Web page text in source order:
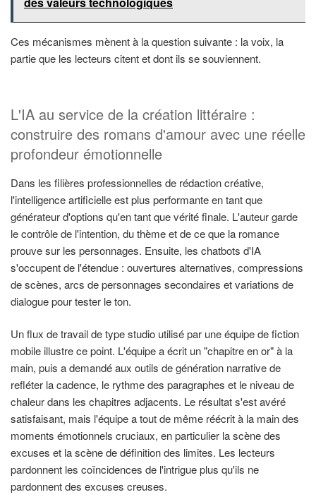
Ces mécanismes mènent à la question suivante : la voix, la
partie que les lecteurs citent et dont ils se souviennent.
L'IA au service de la création littéraire :
construire des romans d'amour avec une réelle
profondeur émotionnelle
Dans les filières professionnelles de rédaction créative,
l'intelligence artificielle est plus performante en tant que
générateur d'options qu'en tant que vérité finale. L'auteur garde
le contrôle de l'intention, du thème et de ce que la romance
prouve sur les personnages. Ensuite, les chatbots d'IA
s'occupent de l'étendue : ouvertures alternatives, compressions
de scènes, arcs de personnages secondaires et variations de
dialogue pour tester le ton.
Un flux de travail de type studio utilisé par une équipe de fiction
mobile illustre ce point. L'équipe a écrit un "chapitre en or" à la
main, puis a demandé aux outils de génération narrative de
refléter la cadence, le rythme des paragraphes et le niveau de
chaleur dans les chapitres adjacents. Le résultat s'est avéré
satisfaisant, mais l'équipe a tout de même réécrit à la main des
moments émotionnels cruciaux, en particulier la scène des
excuses et la scène de définition des limites. Les lecteurs
pardonnent les coïncidences de l'intrigue plus qu'ils ne
pardonnent des excuses creuses.